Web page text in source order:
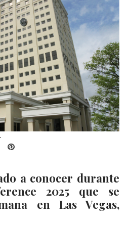
Pinterest
a conocer durante
2025 que se
en Las Vegas,